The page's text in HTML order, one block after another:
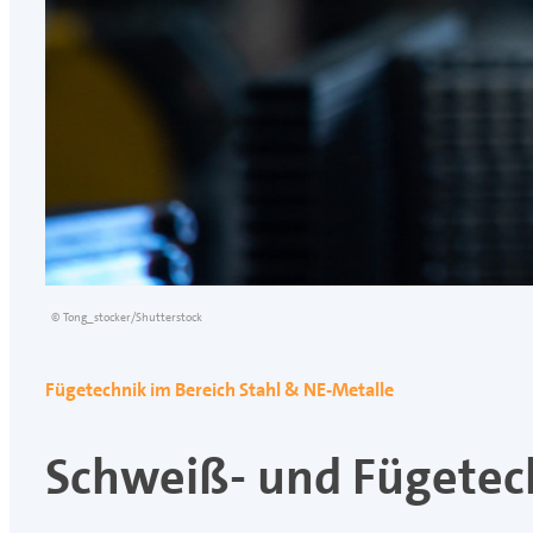
© Tong_stocker/Shutterstock
Fügetechnik im Bereich Stahl & NE-Metalle
Schweiß- und